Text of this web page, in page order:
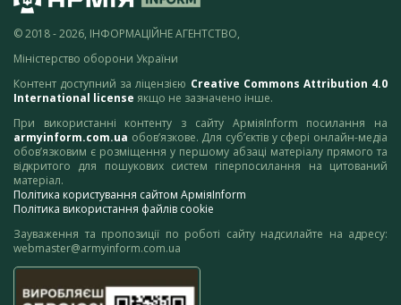
© 2018 - 2026, ІНФОРМАЦІЙНЕ АГЕНТСТВО,
Міністерство оборони України
Контент доступний за ліцензією Creative Commons Attribution 4.0
International license якщо не зазначено інше.
При використанні контенту з сайту АрміяInform посилання на
armyinform.com.ua обов’язкове. Для суб’єктів у сфері онлайн-медіа
обов’язковим є розміщення у першому абзаці матеріалу прямого та
відкритого для пошукових систем гіперпосилання на цитований
матеріал.
Політика користування сайтом АрміяInform
Політика використання файлів cookie
Зауваження та пропозиції по роботі сайту надсилайте на адресу:
webmaster@armyinform.com.ua